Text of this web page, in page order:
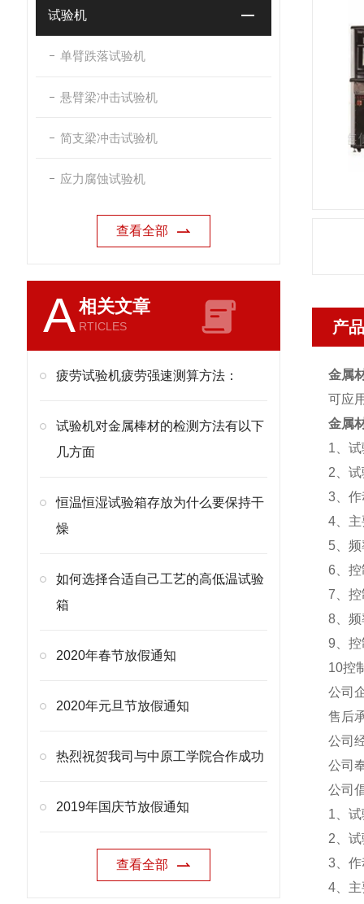
试验机
单臂跌落试验机
悬臂梁冲击试验机
简支梁冲击试验机
应力腐蚀试验机
查看全部
A相关文章
RTICLES
疲劳试验机疲劳强速测算方法：
试验机对金属棒材的检测方法有以下
几方面
恒温恒湿试验箱存放为什么要保持干
燥
如何选择合适自己工艺的高低温试验
箱
2020年春节放假通知
2020年元旦节放假通知
热烈祝贺我司与中原工学院合作成功
2019年国庆节放假通知
查看全部
产
金属
可应
金属
1、
2、
3、
4、
5、
6、
7、
8、
9、
10控
公司
售后
公司
公司
公司
1、
2、
3、
4、